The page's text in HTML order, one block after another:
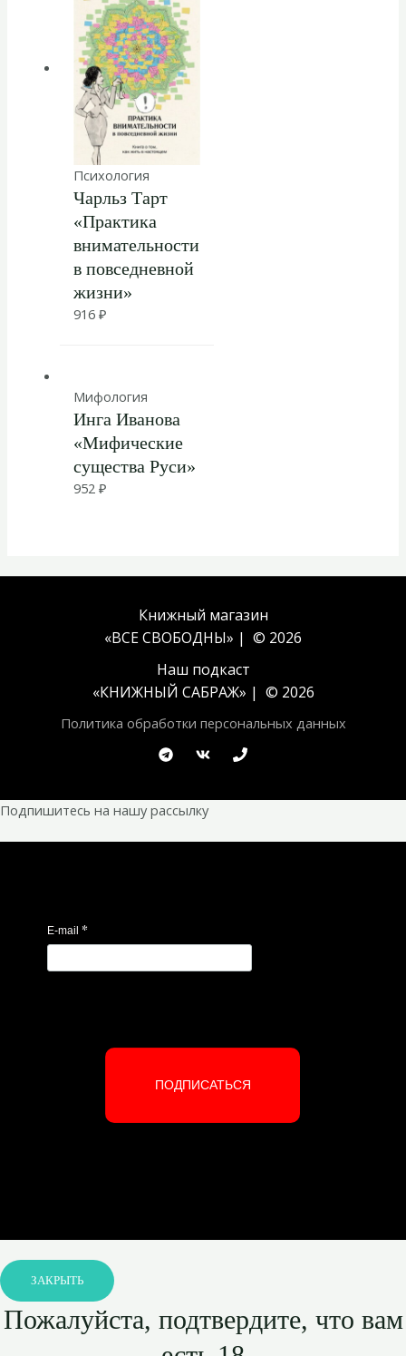
Психология
Чарльз Тарт
«Практика
внимательности
в повседневной
жизни»
916 ₽
Мифология
Инга Иванова
«Мифические
существа Руси»
952 ₽
Книжный магазин
«ВСЕ СВОБОДНЫ» | © 2026
Наш подкаст
«КНИЖНЫЙ САБРАЖ» | © 2026
Политика обработки персональных данных
Подпишитесь на нашу рассылку
E-mail *
ПОДПИСАТЬСЯ
ЗАКРЫТЬ
Пожалуйста, подтвердите, что вам